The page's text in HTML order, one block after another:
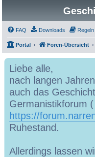
FAQ Downloads Regeln
Portal Foren-Übersicht
Liebe alle,
nach langen
auch das
Germanistikforum (
https://
Ruhestand.
Allerdings lassen